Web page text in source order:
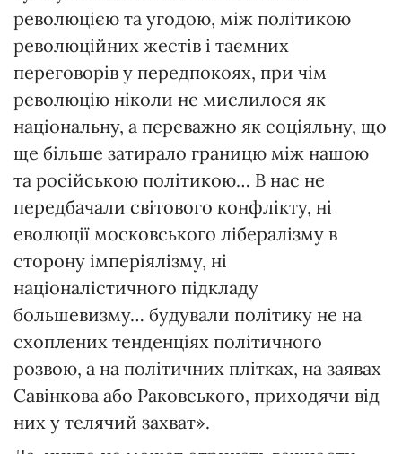
революцією та угодою, між політикою
революційних жестів і таємних
переговорів у передпокоях, при чім
революцію ніколи не мислилося як
національну, а переважно як соціяльну, що
ще більше затирало границю між нашою
та російською політикою… В нас не
передбачали світового конфлікту, ні
еволюції московського лібералізму в
сторону імперіялізму, ні
націоналістичного підкладу
большевизму… будували політику не на
схоплених тенденціях політичного
розвою, а на політичних плітках, на заявах
Савінкова або Раковського, приходячи від
них у телячий захват».